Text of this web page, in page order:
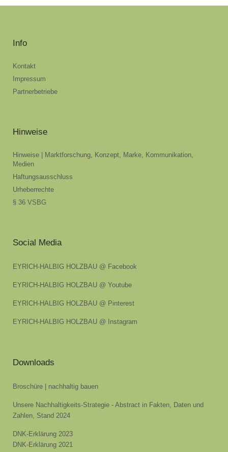
Info
Kontakt
Impressum
Partnerbetriebe
Hinweise
Hinweise | Marktforschung, Konzept, Marke, Kommunikation,
Medien
Haftungsausschluss
Urheberrechte
§ 36 VSBG
Social Media
EYRICH-HALBIG HOLZBAU @ Facebook
EYRICH-HALBIG HOLZBAU @ Youtube
EYRICH-HALBIG HOLZBAU @ Pinterest
EYRICH-HALBIG HOLZBAU @ Instagram
Downloads
Broschüre | nachhaltig bauen
Unsere Nachhaltigkeits-Strategie - Abstract in Fakten, Daten und
Zahlen, Stand 2024
DNK-Erklärung 2023
DNK-Erklärung 2021